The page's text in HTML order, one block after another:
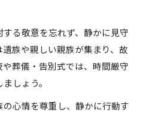
る敬意を忘れず、静かに見守
族や親しい親族が集まり、故
葬儀・告別式では、時間厳守
しょう。
心情を尊重し、静かに行動す